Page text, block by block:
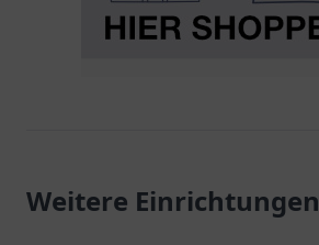
Weitere Einrichtungen